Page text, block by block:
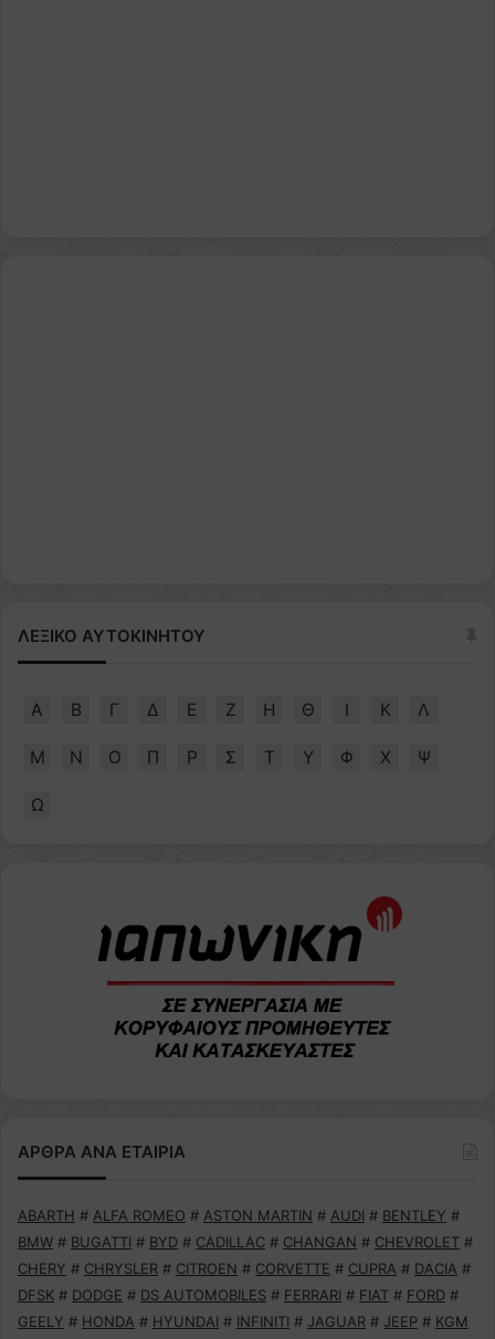
ΛΕΞΙΚΟ ΑΥΤΟΚΙΝΗΤΟΥ
Α Β Γ Δ Ε Ζ Η Θ Ι Κ Λ
Μ Ν Ο Π Ρ Σ Τ Υ Φ Χ Ψ
Ω
ΑΡΘΡΑ ΑΝΑ ΕΤΑΙΡΙΑ
ABARTH # ALFA ROMEO # ASTON MARTIN # AUDI # BENTLEY #
BMW # BUGATTI # BYD # CADILLAC # CHANGAN # CHEVROLET #
CHERY # CHRYSLER # CITROEN # CORVETTE # CUPRA # DACIA #
DFSK # DODGE # DS AUTOMOBILES # FERRARI # FIAT # FORD #
GEELY # HONDA # HYUNDAI # INFINITI # JAGUAR # JEEP # KGM